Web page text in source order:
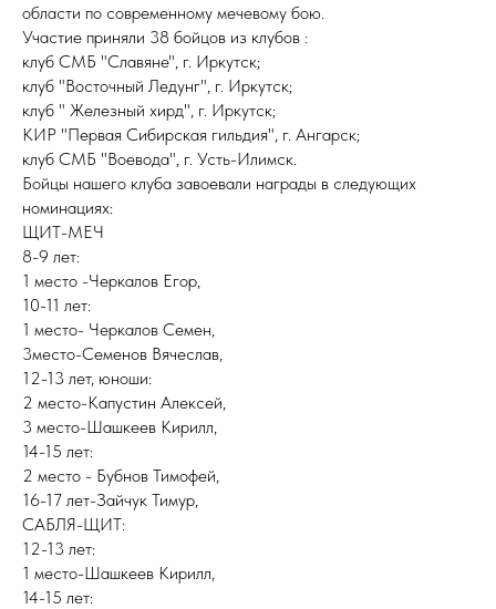
области по современному мечевому бою.
Участие приняли 38 бойцов из клубов :
клуб СМБ "Славяне", г. Иркутск;
клуб "Восточный Ледунг", г. Иркутск;
клуб " Железный хирд", г. Иркутск;
КИР "Первая Сибирская гильдия", г. Ангарск;
клуб СМБ "Воевода", г. Усть-Илимск.
Бойцы нашего клуба завоевали награды в следующих
номинациях:
ЩИТ-МЕЧ
8-9 лет:
1 место -Черкалов Егор,
10-11 лет:
1 место- Черкалов Семен,
3место-Семенов Вячеслав,
12-13 лет, юноши:
2 место-Капустин Алексей,
3 место-Шашкеев Кирилл,
14-15 лет:
2 место - Бубнов Тимофей,
16-17 лет-Зайчук Тимур,
САБЛЯ-ЩИТ:
12-13 лет:
1 место-Шашкеев Кирилл,
14-15 лет: